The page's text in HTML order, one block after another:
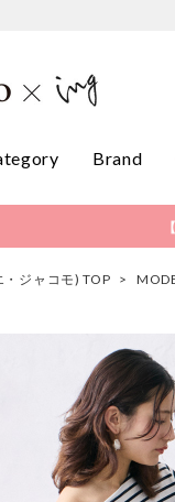
Brand
ジャコモ) TOP >